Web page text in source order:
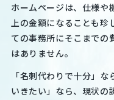
ホームページは、仕様や
上の金額になることも
ての事務所にそこまでの
はありません。
「名刺代わりで十分」
いきたい」なら、現状の